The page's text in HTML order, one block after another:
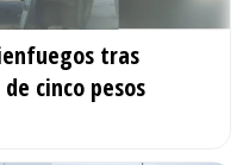
tras
cinco pesos